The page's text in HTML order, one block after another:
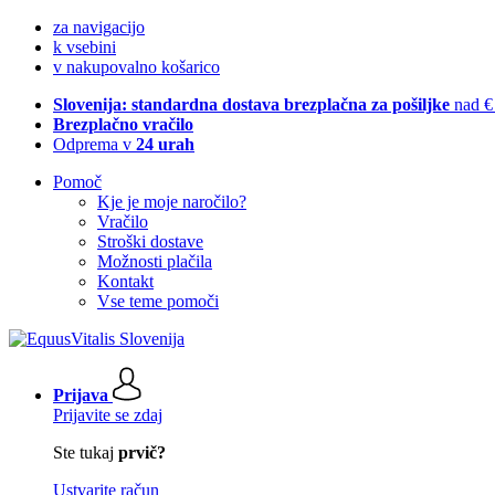
za navigacijo
k vsebini
v nakupovalno košarico
Slovenija: standardna dostava brezplačna za pošiljke nad
Brezplačno vračilo
Odprema v 24 urah
Pomoč
Kje je moje naročilo?
Vračilo
Stroški dostave
Možnosti plačila
Kontakt
Vse teme pomoči
Prijava
Prijavite se zdaj
Ste tukaj prvič?
Ustvarite račun